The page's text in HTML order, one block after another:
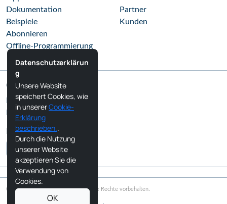
Dokumentation
Beispiele
Abonnieren
Offline-Programmierung
Partner
Kunden
Gemeinschaft
RoboDK Blog
RoboDK Forum
Folgen Sie uns
Copyright © 2026 RoboDK Global. Alle Rechte vorbehalten.
Datenschutzerklärun
g
Unsere Website
speichert Cookies, wie
in unsererCookie-
Erklärung
beschrieben..
Durch die Nutzung
unserer Website
akzeptieren Sie die
Verwendung von
Cookies.
OK